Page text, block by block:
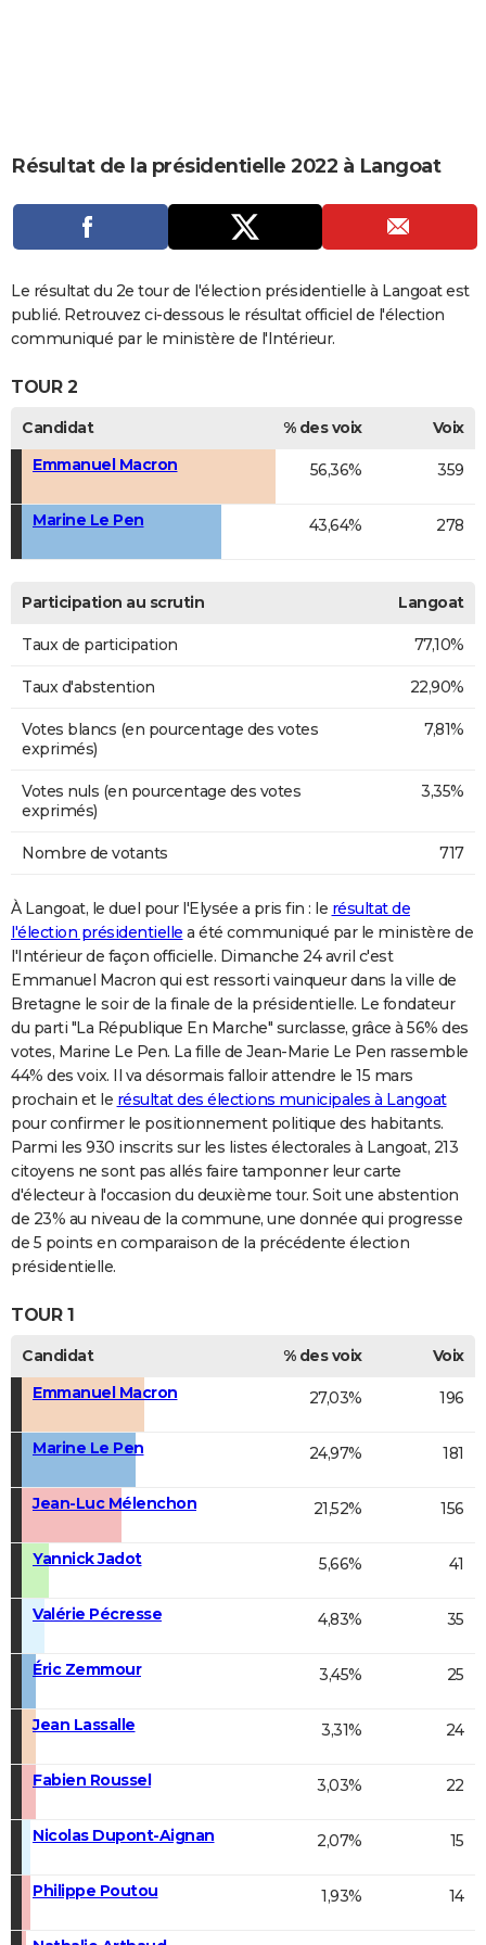
CARTE DE VOEUX
DICTIONNAIRE
Dictionnaire
Biographies
Expressions
Proverbes
PROGRAMME TV
COPAINS D'AVANT
Se connecter
Collèges
Universités
Entreprises
Service militaire
Avis de recherche
AVIS DE DÉCÈS
FORUM
Bricolage
Culture
Television
Voyage
Résultat de la présidentielle 2022 à Langoat
Le résultat du 2e tour de l'élection présidentielle à Langoat est
publié. Retrouvez ci-dessous le résultat officiel de l'élection
communiqué par le ministère de l'Intérieur.
TOUR 2
Candidat % des voix
Voix
Emmanuel Macron
56,36% 359
Marine Le Pen 43,64% 278
Participation au scrutin Langoat
Taux de participation 77,10%
Taux d'abstention 22,90%
Votes blancs (en pourcentage des votes
exprimés)
7,81%
Votes nuls (en pourcentage des votes
exprimés)
3,35%
Nombre de votants 717
À Langoat, le duel pour l'Elysée a pris fin : le résultat de
l'élection présidentielle a été communiqué par le ministère de
l'Intérieur de façon officielle. Dimanche 24 avril c'est
Emmanuel Macron qui est ressorti vainqueur dans la ville de
Bretagne le soir de la finale de la présidentielle. Le fondateur
du parti "La République En Marche" surclasse, grâce à 56% des
votes, Marine Le Pen. La fille de Jean-Marie Le Pen rassemble
44% des voix. Il va désormais falloir attendre le 15 mars
prochain et le résultat des élections municipales à Langoat
pour confirmer le positionnement politique des habitants.
Parmi les 930 inscrits sur les listes électorales à Langoat, 213
citoyens ne sont pas allés faire tamponner leur carte
d'électeur à l'occasion du deuxième tour. Soit une abstention
de 23% au niveau de la commune, une donnée qui progresse
de 5 points en comparaison de la précédente élection
présidentielle.
TOUR 1
Candidat % des voix
Voix
Emmanuel Macron
27,03% 196
Marine Le Pen 24,97% 181
Jean-Luc Mélenchon 21,52% 156
Yannick Jadot 5,66% 41
Valérie Pécresse 4,83% 35
Éric Zemmour 3,45% 25
Jean Lassalle 3,31% 24
Fabien Roussel 3,03% 22
Nicolas Dupont-Aignan 2,07% 15
Philippe Poutou 1,93% 14